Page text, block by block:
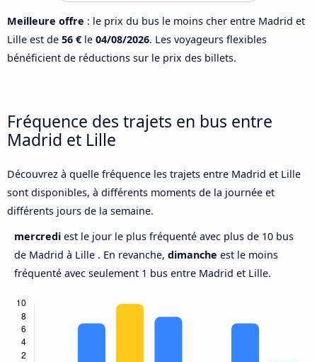
Meilleure offre : le prix du bus le moins cher entre Madrid et
Lille est de 56 € le 04/08/2026. Les voyageurs flexibles
bénéficient de réductions sur le prix des billets.
Fréquence des trajets en bus entre
Madrid et Lille
Découvrez à quelle fréquence les trajets entre Madrid et Lille
sont disponibles, à différents moments de la journée et
différents jours de la semaine.
mercredi est le jour le plus fréquenté avec plus de 10 bus
de Madrid à Lille . En revanche, dimanche est le moins
fréquenté avec seulement 1 bus entre Madrid et Lille.